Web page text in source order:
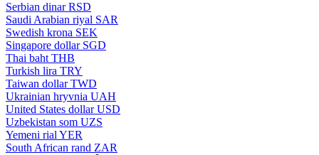
Serbian dinar RSD
Saudi Arabian riyal SAR
Swedish krona SEK
Singapore dollar SGD
Thai baht THB
Turkish lira TRY
Taiwan dollar TWD
Ukrainian hryvnia UAH
United States dollar USD
Uzbekistan som UZS
Yemeni rial YER
South African rand ZAR